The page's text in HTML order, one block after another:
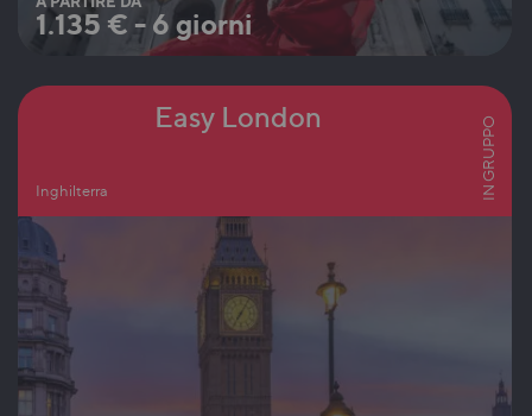
1.135 € - 6 giorni
Inghilterra
Easy London IN GRUPPO